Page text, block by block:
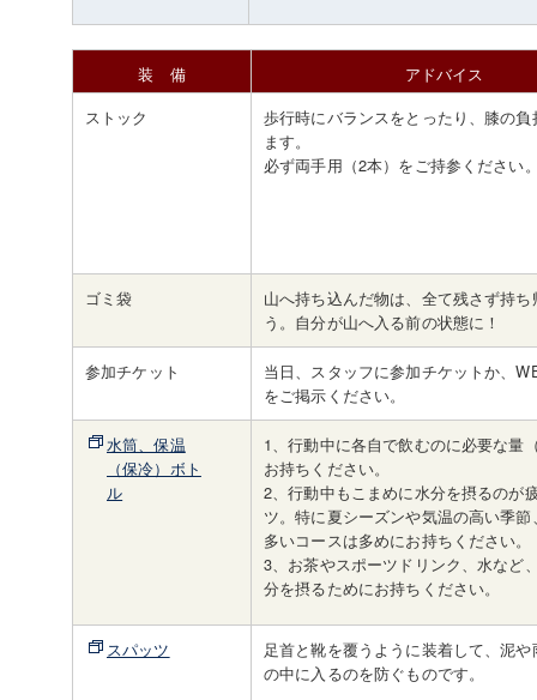
装 備
アドバイス
ストック
歩行時にバランスをとったり、膝の
ます。
必ず両手用（2本）をご持参ください
ゴミ袋
山へ持ち込んだ物は、全て残さず持
う。自分が山へ入る前の状態に！
参加チケット
当日、スタッフに参加チケットか、
をご掲示ください。
水筒、保温
（保冷）ボト
ル
1、行動中に各自で飲むのに必要な量
お持ちください。
2、行動中もこまめに水分を摂るのが
ツ。特に夏シーズンや気温の高い季
多いコースは多めにお持ちください。
3、お茶やスポーツドリンク、水など
分を摂るためにお持ちください。
スパッツ
足首と靴を覆うように装着して、泥
の中に入るのを防ぐものです。